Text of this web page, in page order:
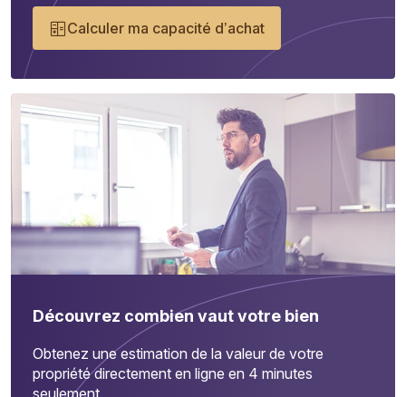
Calculer ma capacité d’achat
Découvrez combien vaut votre bien
Obtenez une estimation de la valeur de votre
propriété directement en ligne en 4 minutes
seulement.